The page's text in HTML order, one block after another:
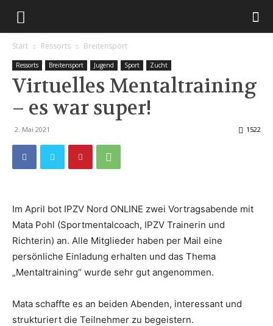
Start Ressorts Breitensport
Ressorts Breitensport Jugend Sport Zucht
Virtuelles Mentaltraining
– es war super!
2. Mai 2021 1522
Im April bot IPZV Nord ONLINE zwei Vortragsabende mit
Mata Pohl (Sportmentalcoach, IPZV Trainerin und
Richterin) an. Alle Mitglieder haben per Mail eine
persönliche Einladung erhalten und das Thema
„Mentaltraining“ wurde sehr gut angenommen.
Mata schaffte es an beiden Abenden, interessant und
strukturiert die Teilnehmer zu begeistern.